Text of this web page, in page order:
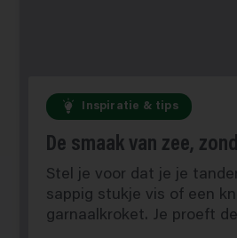
Inspiratie & tips
De smaak van zee,
Stel je voor dat je je
sappig stukje vis of een
garnaalkroket. Je proeft